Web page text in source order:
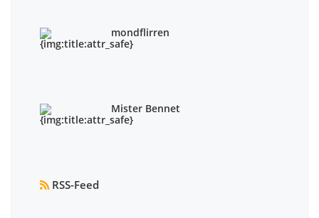
mondflirren
Mister Bennet
RSS-Feed